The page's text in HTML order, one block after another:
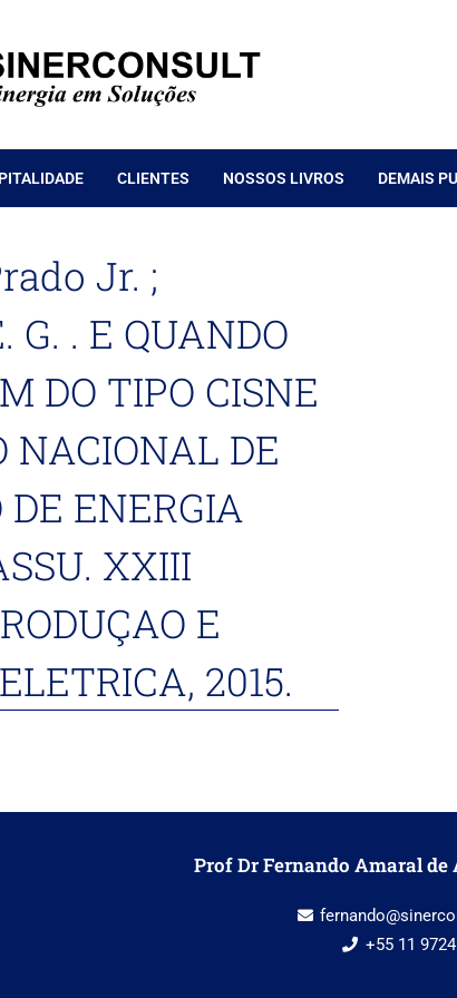
CLIENTES NOSSOS LIVROS DEMAIS
Jr. ;
G. . E QUANDO
DO TIPO CISNE
NACIONAL DE
ENERGIA
XXIII
E
2015.
Prof Dr Fernando Amaral
+55 11